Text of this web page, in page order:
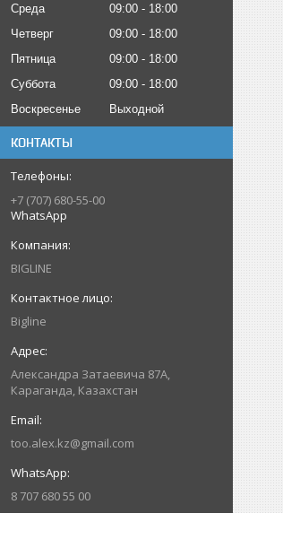
Среда
09:00
18:00
Четверг
09:00
18:00
Пятница
09:00
18:00
Суббота
09:00
18:00
Воскресенье
Выходной
КОНТАКТЫ
+7 (707) 680-55-00
WhatsApp
BIGLINE
Bigline
Александра Затаевича 87А,
Караганда, Казахстан
too.alex.kz@gmail.com
8 707 680 55 00